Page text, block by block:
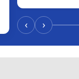
‹ ›